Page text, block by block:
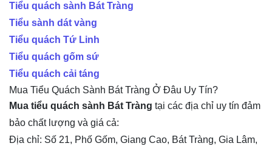
Tiểu quách sành Bát Tràng
Tiểu sành dát vàng
Tiểu quách Tứ Linh
Tiểu quách gốm sứ
Tiểu quách cải táng
Mua Tiểu Quách Sành Bát Tràng Ở Đâu Uy Tín?
Mua tiểu quách sành Bát Tràng tại các địa chỉ uy tín đảm
bảo chất lượng và giá cả:
Địa chỉ: Số 21, Phố Gốm, Giang Cao, Bát Tràng, Gia Lâm,